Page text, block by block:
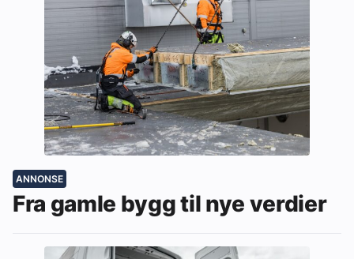
ANNONSE
Fra gamle bygg til nye verdier